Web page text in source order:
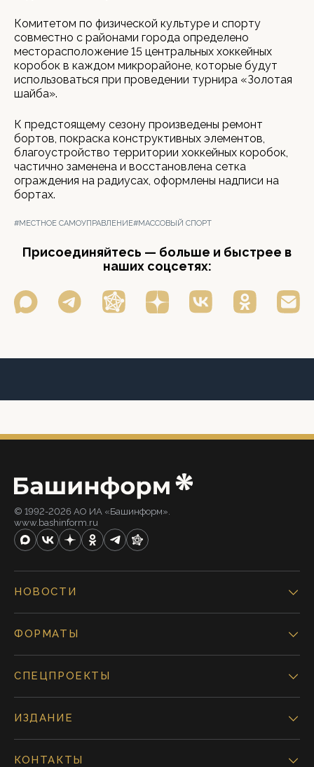
Комитетом по физической культуре и спорту
совместно с районами города определено
месторасположение 15 центральных хоккейных
коробок в каждом микрорайоне, которые будут
использоваться при проведении турнира «Золотая
шайба».
К предстоящему сезону произведены ремонт
бортов, покраска конструктивных элементов,
благоустройство территории хоккейных коробок,
частично заменена и восстановлена сетка
ограждения на радиусах, оформлены надписи на
бортах.
#МЕСТНОЕ САМОУПРАВЛЕНИЕ#МАССОВЫЙ СПОРТ
Присоединяйтесь — больше и быстрее в
наших соцсетях:
© 1992-2026 АО ИА «Башинформ».
www.bashinform.ru
НОВОСТИ
ФОРМАТЫ
СПЕЦПРОЕКТЫ
ИЗДАНИЕ
КОНТАКТЫ